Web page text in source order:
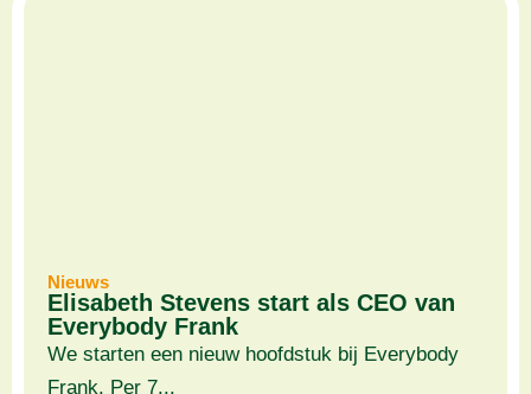
Nieuws
Elisabeth Stevens start als CEO van
Everybody Frank
We starten een nieuw hoofdstuk bij Everybody
Frank. Per 7...